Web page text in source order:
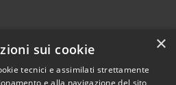
×
sui cookie
tecnici e assimilati strettamente
e alla navigazione del sito,